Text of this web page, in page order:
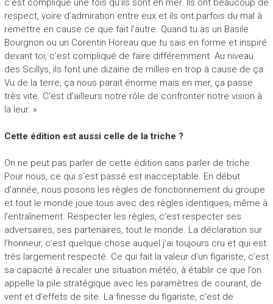
c’est compliqué une fois qu’ils sont en mer. Ils ont beaucoup de
respect, voire d’admiration entre eux et ils ont parfois du mal à
remettre en cause ce que fait l’autre. Quand tu as un Basile
Bourgnon ou un Corentin Horeau que tu sais en forme et inspiré
devant toi, c’est compliqué de faire différemment. Au niveau
des Scillys, ils font une dizaine de milles en trop à cause de ça.
Vu de la terre, ça nous parait énorme mais en mer, ça passe
très vite. C’est d’ailleurs notre rôle de confronter notre vision à
la leur. »
Cette édition est aussi celle de la triche ?
On ne peut pas parler de cette édition sans parler de triche.
Pour nous, ce qui s’est passé est inacceptable. En début
d’année, nous posons les règles de fonctionnement du groupe
et tout le monde joue tous avec des règles identiques, même à
l’entraînement. Respecter les règles, c’est respecter ses
adversaires, ses partenaires, tout le monde. La déclaration sur
l’honneur, c’est quelque chose auquel j’ai toujours cru et qui est
très largement respecté. Ce qui fait la valeur d’un figariste, c’est
sa capacité à recaler une situation météo, à établir ce que l’on
appelle la pile stratégique avec les paramètres de courant, de
vent et d’effets de site. La finesse du figariste, c’est de